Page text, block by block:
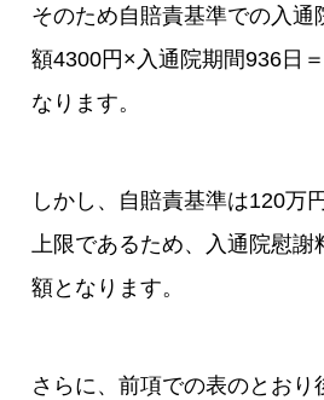
そのため自賠責基準での入通
額4300円×入通院期間936日
なります。
しかし、自賠責基準は120万
上限であるため、入通院慰
額となります。
さらに、前項での表のとおり